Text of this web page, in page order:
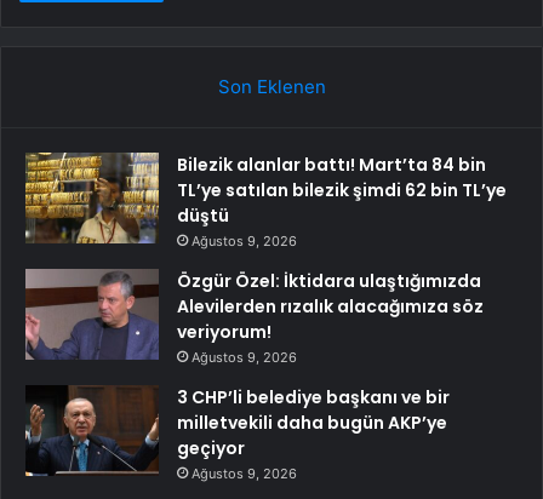
Son Eklenen
Bilezik alanlar battı! Mart’ta 84 bin
TL’ye satılan bilezik şimdi 62 bin TL’ye
düştü
Ağustos 9, 2026
Özgür Özel: İktidara ulaştığımızda
Alevilerden rızalık alacağımıza söz
veriyorum!
Ağustos 9, 2026
3 CHP’li belediye başkanı ve bir
milletvekili daha bugün AKP’ye
geçiyor
Ağustos 9, 2026